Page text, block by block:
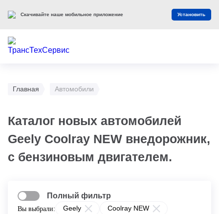
Главная Автомобили
Каталог новых автомобилей
Geely Coolray NEW внедорожник,
с бензиновым двигателем.
Вы выбрали: Geely
Coolray NEW
Полный фильтр
Скачивайте наше мобильное приложение Установить